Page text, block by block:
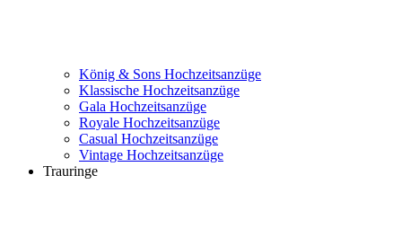
König & Sons Hochzeitsanzüge
Klassische Hochzeitsanzüge
Gala Hochzeitsanzüge
Royale Hochzeitsanzüge
Casual Hochzeitsanzüge
Vintage Hochzeitsanzüge
Trauringe